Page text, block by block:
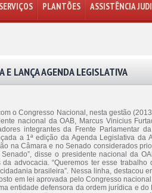
SERVIÇOS PLANTÕES ASSISTÊNCIA
E LANÇA AGENDA LEGISLATIVA
o Congresso Nacional, nesta gestão
nacional da OAB, Marcus Vinicius
integrantes da Frente Parlamentar
a 1ª edição da Agenda Legislativa
na Câmara e no Senado considerados
disse o presidente nacional da
advocacia. “Queremos ter esse
brasileira”. Nessa linha, destacou
em lei aprovada pelo Congresso
entidade defensora da ordem jurídica e